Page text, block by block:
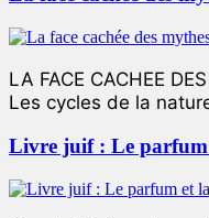
LA FACE CACHEE
Les cycles de la
Livre juif : Le parfum